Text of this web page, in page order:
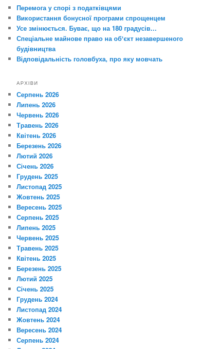
Перемога у спорі з податківцями
Використання бонусної програми спрощенцем
Усе змінюється. Буває, що на 180 градусів…
Спеціальне майнове право на обʼєкт незавершеного
будівництва
Відповідальність головбуха, про яку мовчать
АРХІВИ
Серпень 2026
Липень 2026
Червень 2026
Травень 2026
Квітень 2026
Березень 2026
Лютий 2026
Січень 2026
Грудень 2025
Листопад 2025
Жовтень 2025
Вересень 2025
Серпень 2025
Липень 2025
Червень 2025
Травень 2025
Квітень 2025
Березень 2025
Лютий 2025
Січень 2025
Грудень 2024
Листопад 2024
Жовтень 2024
Вересень 2024
Серпень 2024